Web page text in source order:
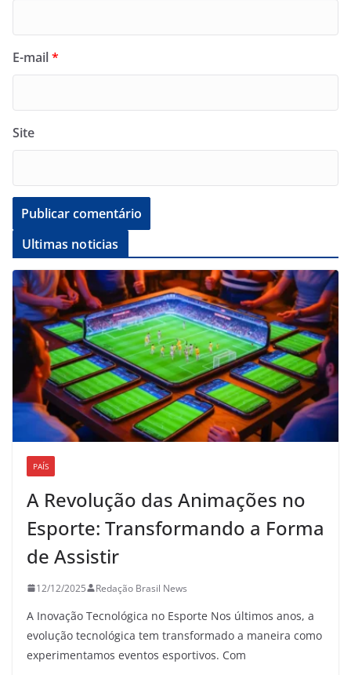
E-mail*
Site
Ultimas noticias
PAÍS
A Revolução das Animações no
Esporte: Transformando a Forma
de Assistir
12/12/2025 Redação Brasil News
A Inovação Tecnológica no Esporte Nos últimos anos, a
evolução tecnológica tem transformado a maneira como
experimentamos eventos esportivos. Com